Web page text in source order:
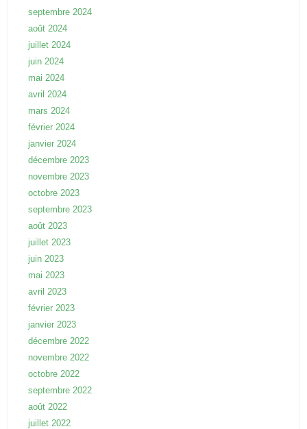
septembre 2024
août 2024
juillet 2024
juin 2024
mai 2024
avril 2024
mars 2024
février 2024
janvier 2024
décembre 2023
novembre 2023
octobre 2023
septembre 2023
août 2023
juillet 2023
juin 2023
mai 2023
avril 2023
février 2023
janvier 2023
décembre 2022
novembre 2022
octobre 2022
septembre 2022
août 2022
juillet 2022